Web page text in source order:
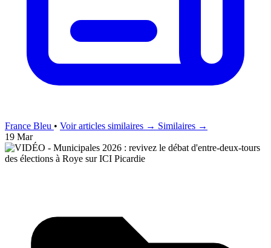
France Bleu • Voir articles similaires → Similaires →
19 Mar